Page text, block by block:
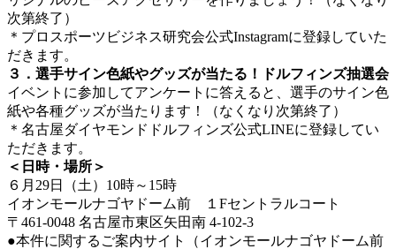
次第終了）
＊プロスポーツビジネス研究会公式Instagramに登録していた
だきます。
３．選手サイン色紙やグッズが当たる！ドルフィンズ抽選会
イベントに参加してアンケートに答えると、選手のサイン色
紙や各種グッズが当たります！（なくなり次第終了）
＊名古屋ダイヤモンドドルフィンズ公式LINEに登録してい
ただきます。
＜日時・場所＞
６月29日（土）10時～15時
イオンモールナゴヤドーム前 １Fセントラルコート
〒461-0048 名古屋市東区矢田南 4-102-3
●本件に関するご案内サイト（イオンモールナゴヤドーム前